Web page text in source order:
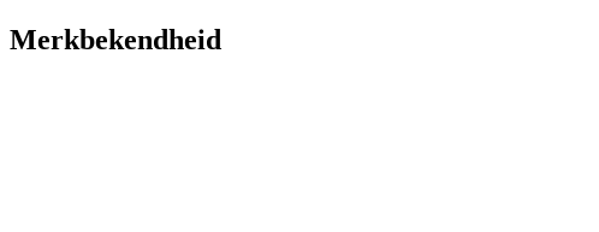
Merkbekendheid